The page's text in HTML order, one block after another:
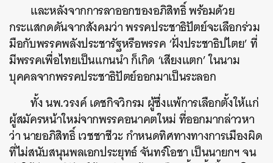
และหลังจากการลาออกของอภิสิทธิ์ พร้อมด้วย
กระแสกดดันจากสังคมว่า พรรคประชาธิปัตย์จะเลือกร่วม
มือกับพรรคพลังประชารัฐหรือพรรค ‘ฝั่งประชาธิปไตย’ ที่
มีพรรคเพื่อไทยเป็นแกนนำ ก็เกิด ‘เสียงแตก’ ในนาม
บุคคลจากพรรคประชาธิปัตย์ออกมาเป็นระลอก
ทั้งนพ.วรงค์เดชกิจวิกรม ผู้ซึ่งแพ้การเลือกตั้งให้แก่
ผู้สมัครหน้าใหม่จากพรรคอนาคตใหม่ ที่ออกมากล่าวหา
ว่า นายอภิสิทธิ์ เวชชาชีวะ กำหนดทิศทางทางการเมืองผิด
ที่ไม่สนับสนุนพลเอกประยุทธ์ จันทร์โอชา เป็นนายกฯ จน